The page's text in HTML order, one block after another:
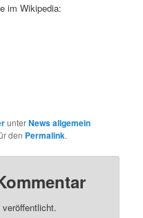
im Wikipedia:
unterNews allgemein
den Permalink.